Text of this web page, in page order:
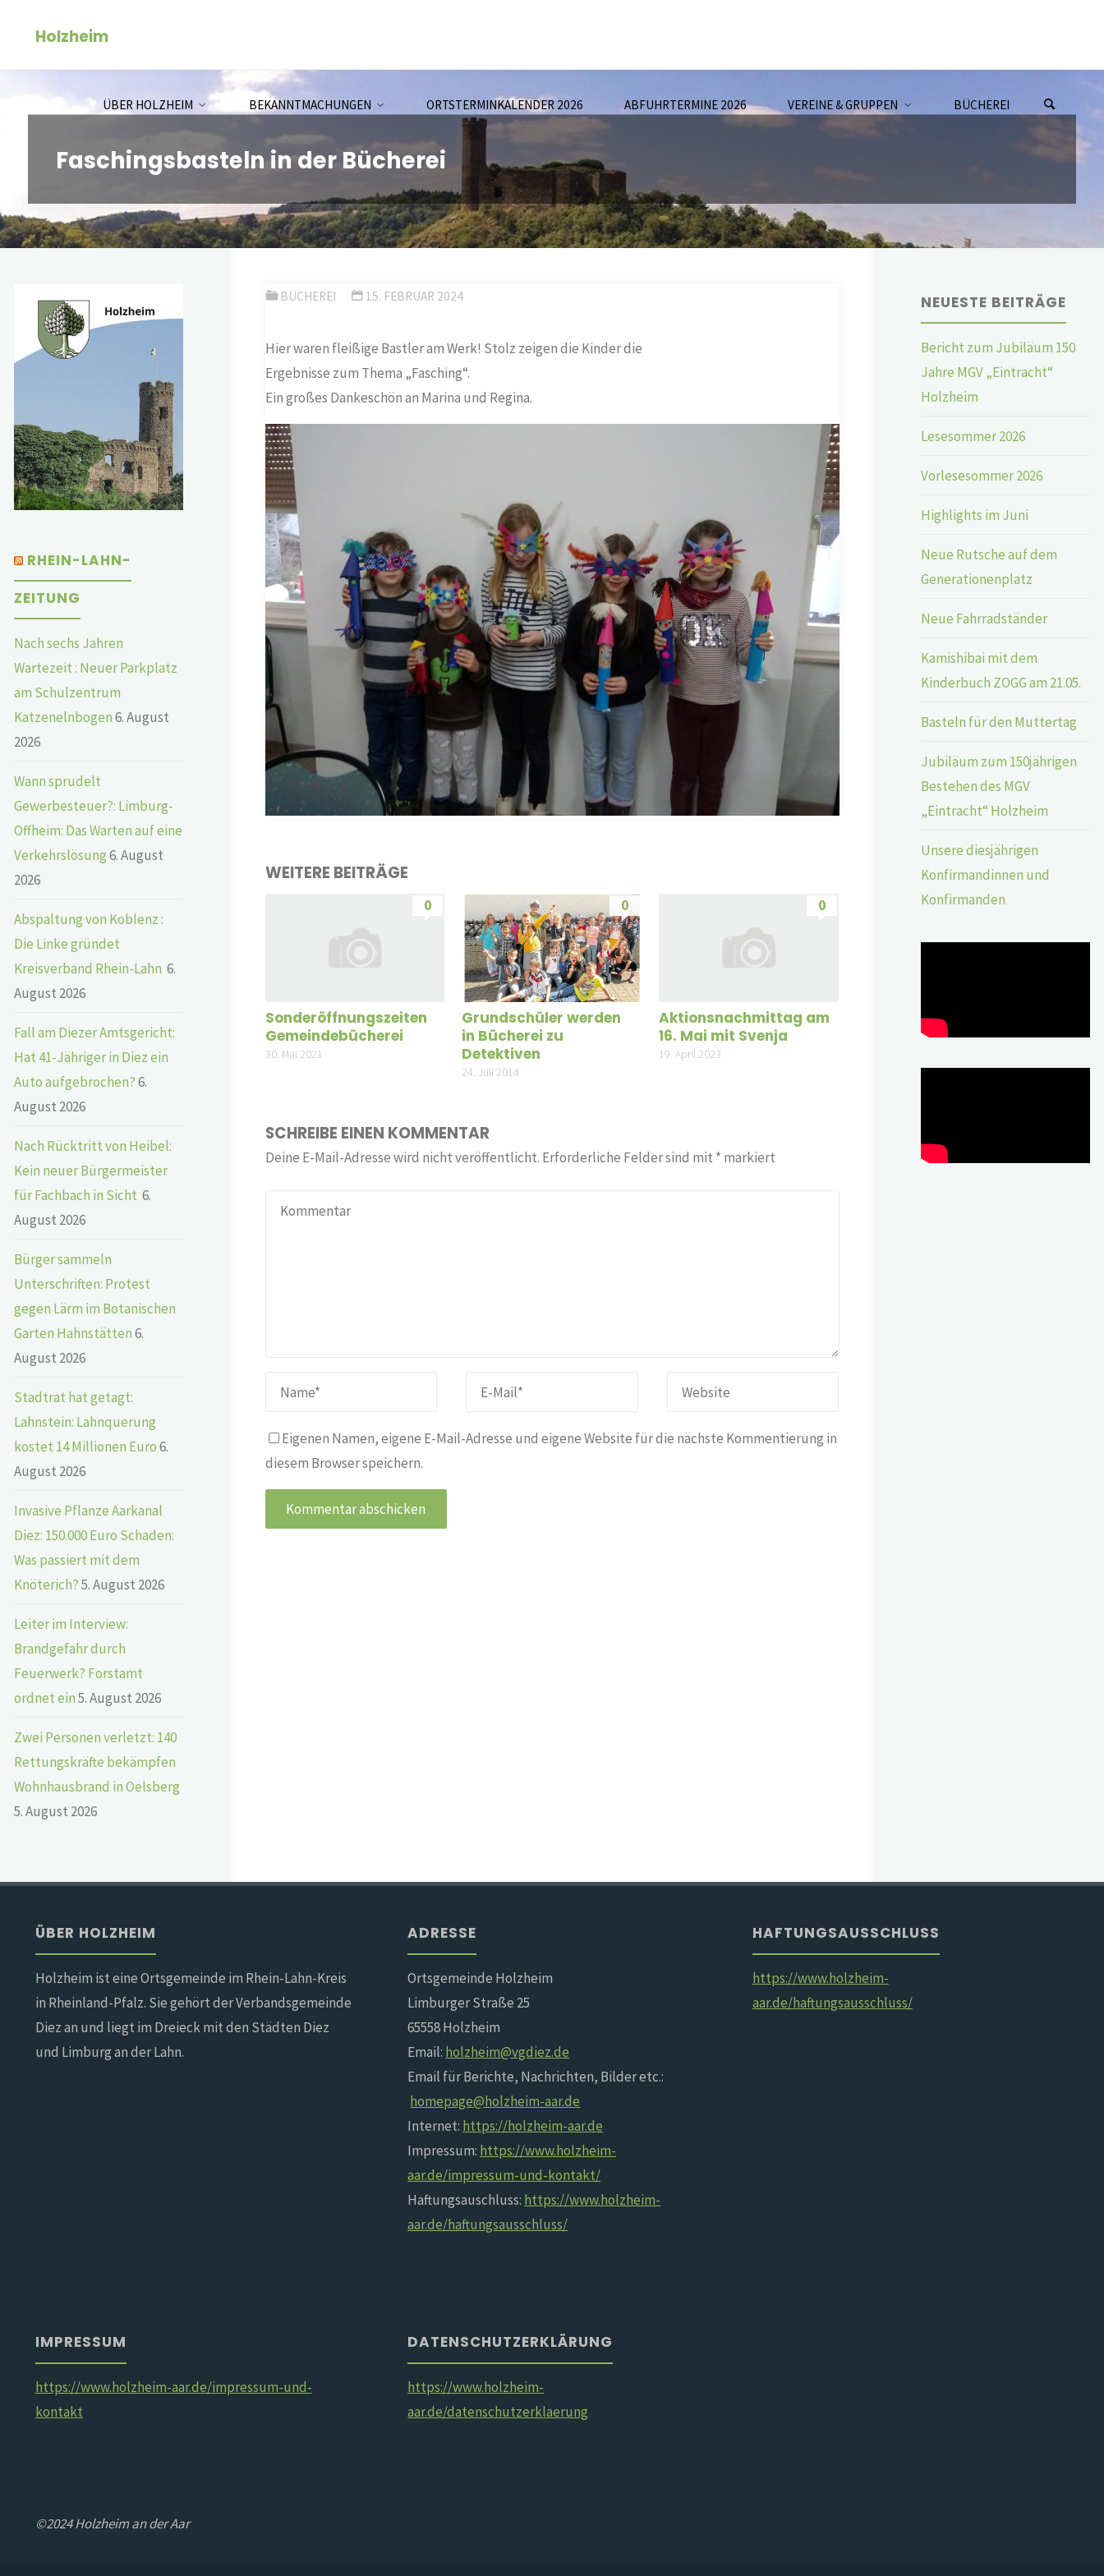
Holzheim
ÜBER HOLZHEIM BEKANNTMACHUNGEN ORTSTERMINKALENDER 2026 ABFUHRTERMINE 2026 VEREINE & GRUPPEN BÜCHEREI
Faschingsbasteln in der Bücherei
BÜCHEREI 15. FEBRUAR 2024
Hier waren fleißige Bastler am Werk! Stolz zeigen die Kinder die
Ergebnisse zum Thema „Fasching“.
Ein großes Dankeschön an Marina und Regina.
WEITERE BEITRÄGE
0
Sonderöffnungszeiten
Gemeindebücherei
30. Mai 2021
0
Grundschüler werden
in Bücherei zu
Detektiven
24. Juli 2014
0
Aktionsnachmittag am
16. Mai mit Svenja
19. April 2023
SCHREIBE EINEN KOMMENTAR
Deine E-Mail-Adresse wird nicht veröffentlicht. Erforderliche Felder sind mit * markiert
Eigenen Namen, eigene E-Mail-Adresse und eigene Website für die nächste Kommentierung in
diesem Browser speichern.
RHEIN-LAHN-
ZEITUNG
Nach sechs Jahren
Wartezeit : Neuer Parkplatz
am Schulzentrum
Katzenelnbogen6. August
2026
Wann sprudelt
Gewerbesteuer?: Limburg-
Offheim: Das Warten auf eine
Verkehrslösung6. August
2026
Abspaltung von Koblenz :
Die Linke gründet
Kreisverband Rhein-Lahn 6.
August 2026
Fall am Diezer Amtsgericht:
Hat 41-Jähriger in Diez ein
Auto aufgebrochen?6.
August 2026
Nach Rücktritt von Heibel:
Kein neuer Bürgermeister
für Fachbach in Sicht 6.
August 2026
Bürger sammeln
Unterschriften: Protest
gegen Lärm im Botanischen
Garten Hahnstätten6.
August 2026
Stadtrat hat getagt:
Lahnstein: Lahnquerung
kostet 14 Millionen Euro6.
August 2026
Invasive Pflanze Aarkanal
Diez: 150.000 Euro Schaden:
Was passiert mit dem
Knöterich?5. August 2026
Leiter im Interview:
Brandgefahr durch
Feuerwerk? Forstamt
ordnet ein5. August 2026
Zwei Personen verletzt: 140
Rettungskräfte bekämpfen
Wohnhausbrand in Oelsberg
5. August 2026
NEUESTE BEITRÄGE
Bericht zum Jubiläum 150
Jahre MGV „Eintracht“
Holzheim
Lesesommer 2026
Vorlesesommer 2026
Highlights im Juni
Neue Rutsche auf dem
Generationenplatz
Neue Fahrradständer
Kamishibai mit dem
Kinderbuch ZOGG am 21.05.
Basteln für den Muttertag
Jubiläum zum 150jährigen
Bestehen des MGV
„Eintracht“ Holzheim
Unsere diesjährigen
Konfirmandinnen und
Konfirmanden
ÜBER HOLZHEIM
Holzheim ist eine Ortsgemeinde im Rhein-Lahn-Kreis
in Rheinland-Pfalz. Sie gehört der Verbandsgemeinde
Diez an und liegt im Dreieck mit den Städten Diez
und Limburg an der Lahn.
ADRESSE
Ortsgemeinde Holzheim
Limburger Straße 25
65558 Holzheim
Email: holzheim@vgdiez.de
Email für Berichte, Nachrichten, Bilder etc.:
homepage@holzheim-aar.de
Internet: https://holzheim-aar.de
Impressum: https://www.holzheim-
aar.de/impressum-und-kontakt/
Haftungsauschluss: https://www.holzheim-
aar.de/haftungsausschluss/
HAFTUNGSAUSSCHLUSS
https://www.holzheim-
aar.de/haftungsausschluss/
IMPRESSUM
https://www.holzheim-aar.de/impressum-und-
kontakt
DATENSCHUTZERKLÄRUNG
https://www.holzheim-
aar.de/datenschutzerklaerung
©2024 Holzheim an der Aar